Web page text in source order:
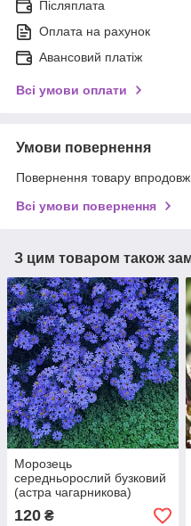
Післяплата
Оплата на рахунок
Авансовий платіж
Всі умови оплати
Умови повернення
Повернення товару
Всі умови повернення
З цим товаром також
Морозець
середньорослий бузковий
(астра чагарникова)
саджанець в горщику 1 л
120 ₴